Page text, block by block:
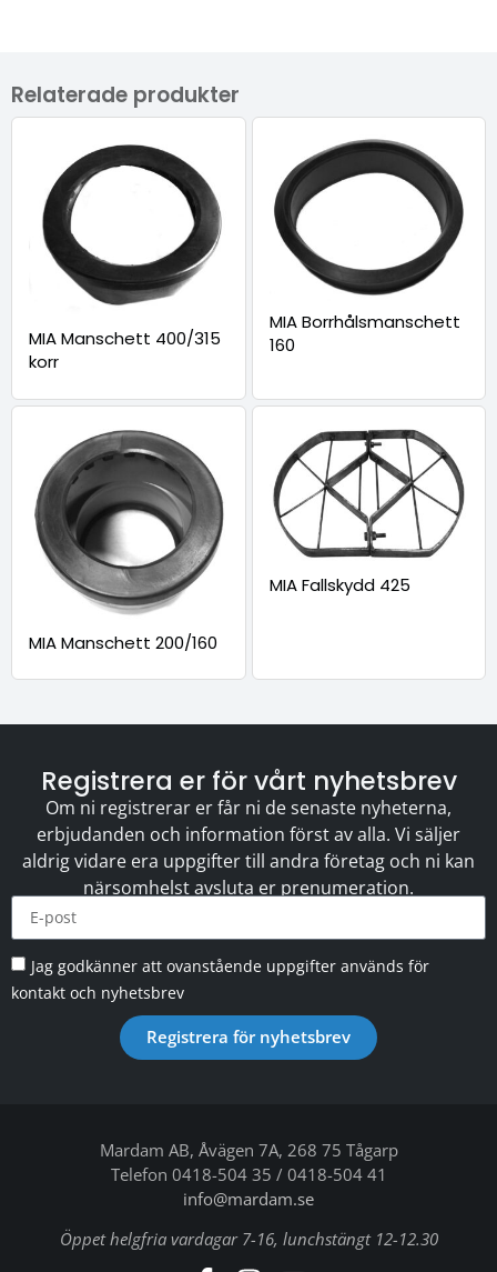
Relaterade produkter
MIA Manschett 400/315
korr
MIA Borrhålsmanschett
160
MIA Manschett 200/160
MIA Fallskydd 425
Registrera er för vårt nyhetsbrev
Om ni registrerar er får ni de senaste nyheterna,
erbjudanden och information först av alla. Vi säljer
aldrig vidare era uppgifter till andra företag och ni kan
närsomhelst avsluta er prenumeration.
Jag godkänner att ovanstående uppgifter används för
kontakt och nyhetsbrev
Registrera för nyhetsbrev
Mardam AB, Åvägen 7A, 268 75 Tågarp
Telefon 0418-504 35 / 0418-504 41
info@mardam.se
Öppet helgfria vardagar 7-16, lunchstängt 12-12.30